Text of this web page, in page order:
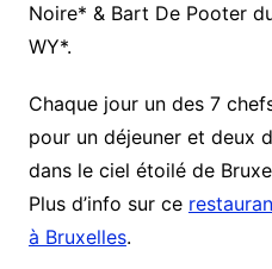
Noire* & Bart De Pooter
WY*.
Chaque jour un des 7
pour un déjeuner et deux
dans le ciel étoilé de
Plus d’info sur ce
à Bruxelles.